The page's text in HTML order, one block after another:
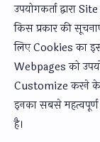
उपयोगकर्ता द्वारा
किस प्रकार की
लिए Cookies का
Webpages को
Customize करने के
इनका सबसे
है।